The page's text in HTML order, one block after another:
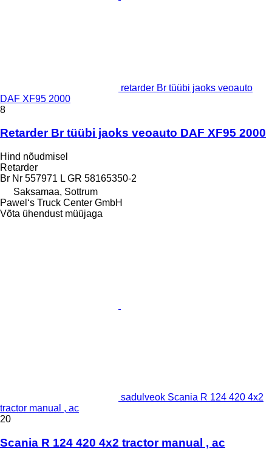
retarder Br tüübi jaoks veoauto
DAF XF95 2000
8
Retarder Br tüübi jaoks veoauto DAF XF95 2000
Hind nõudmisel
Retarder
Br Nr 557971 L GR 58165350-2
Saksamaa, Sottrum
Pawel‘s Truck Center GmbH
Võta ühendust müüjaga
sadulveok Scania R 124 420 4x2
tractor manual , ac
20
Scania R 124 420 4x2 tractor manual , ac